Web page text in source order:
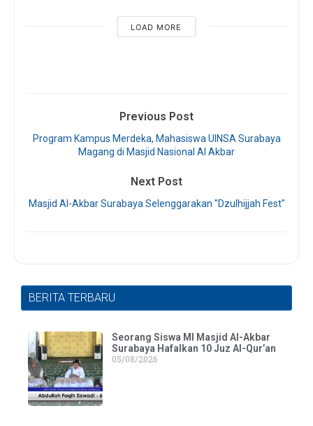
LOAD MORE
Previous Post
Program Kampus Merdeka, Mahasiswa UINSA Surabaya
Magang di Masjid Nasional Al Akbar
Next Post
Masjid Al-Akbar Surabaya Selenggarakan "Dzulhijjah Fest"
BERITA TERBARU
Seorang Siswa MI Masjid Al-Akbar
Surabaya Hafalkan 10 Juz Al-Qur’an
05/08/2026